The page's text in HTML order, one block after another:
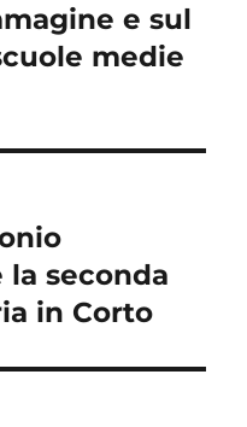
e sul
medie
seconda
in Corto